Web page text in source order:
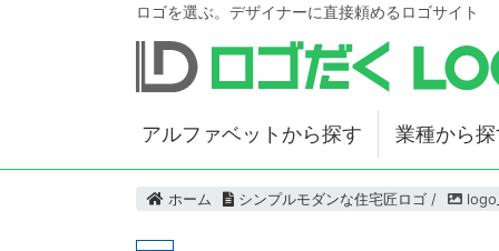
ロゴを選ぶ。デザイナーに直接頼めるロゴサイト
アルファベットから探す 業種から
ホーム シンプルモダンな住宅匠ロゴ /